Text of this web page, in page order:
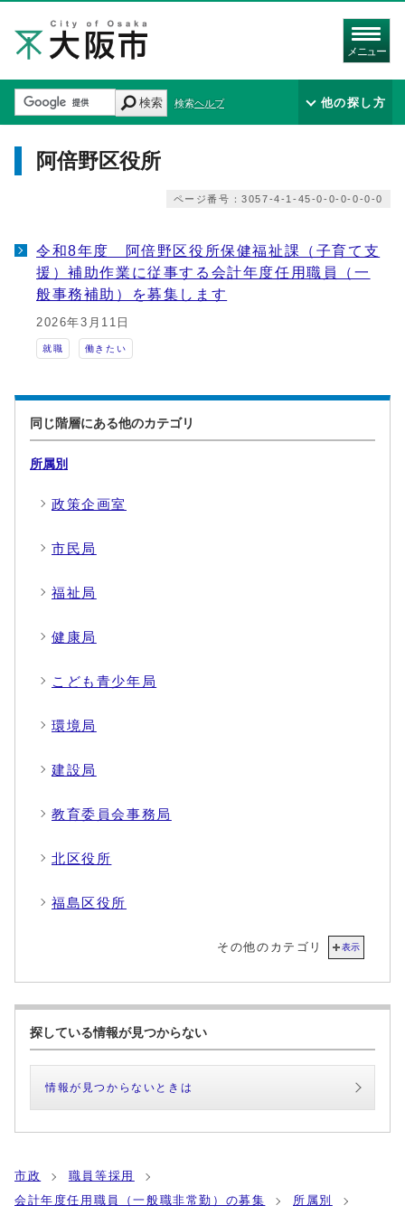
メニュー
検索 検索ヘルプ 他の探し方
阿倍野区役所
ページ番号：3057-4-1-45-0-0-0-0-0-0
令和8年度 阿倍野区役所保健福祉課（子育て支
援）補助作業に従事する会計年度任用職員（一
般事務補助）を募集します
2026年3月11日
就職 働きたい
同じ階層にある他のカテゴリ
所属別
政策企画室
市民局
福祉局
健康局
こども青少年局
環境局
建設局
教育委員会事務局
北区役所
福島区役所
その他のカテゴリ 表示
探している情報が見つからない
情報が見つからないときは
市政
職員等採用
会計年度任用職員（一般職非常勤）の募集
所属別